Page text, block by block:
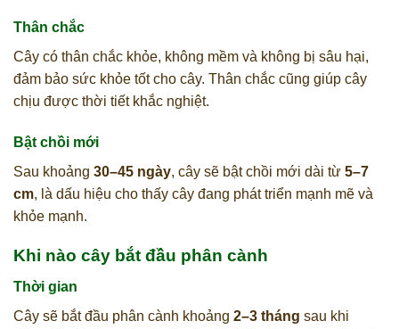
Thân chắc
Cây có thân chắc khỏe, không mềm và không bị sâu hại,
đảm bảo sức khỏe tốt cho cây. Thân chắc cũng giúp cây
chịu được thời tiết khắc nghiệt.
Bật chồi mới
Sau khoảng 30–45 ngày, cây sẽ bật chồi mới dài từ 5–7
cm, là dấu hiệu cho thấy cây đang phát triển mạnh mẽ và
khỏe mạnh.
Khi nào cây bắt đầu phân cành
Thời gian
Cây sẽ bắt đầu phân cành khoảng 2–3 tháng sau khi